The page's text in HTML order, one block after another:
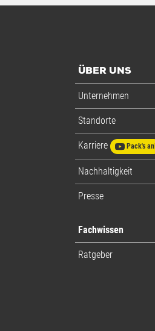
ÜBER UNS
Unternehmen
Standorte
Karriere Pack's
Nachhaltigkeit
Presse
Fachwissen
Ratgeber